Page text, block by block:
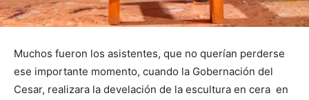
Muchos fueron los asistentes, que no querían perderse
ese importante momento, cuando la Gobernación del
Cesar, realizara la develación de la escultura en cera en